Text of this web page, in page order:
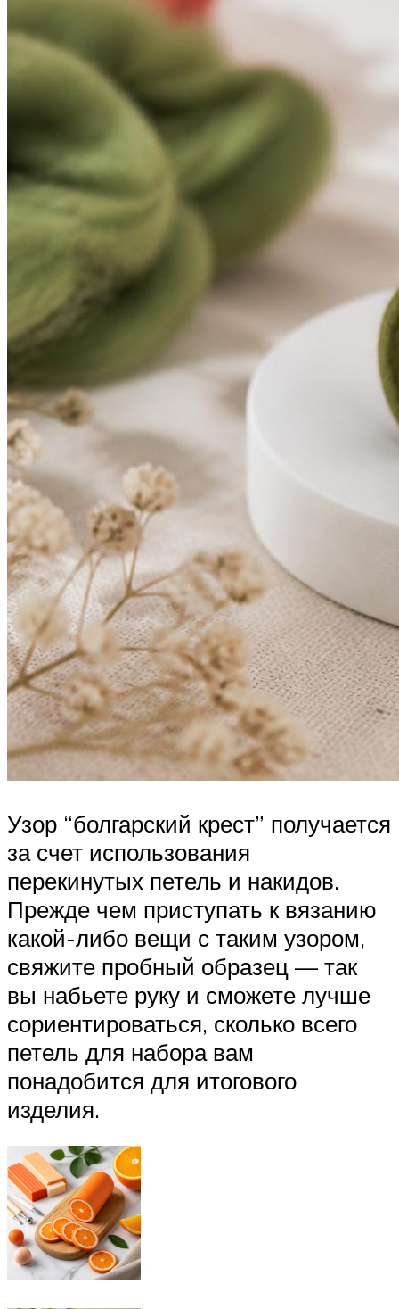
Узор “болгарский крест” получается
за счет использования
перекинутых петель и накидов.
Прежде чем приступать к вязанию
какой-либо вещи с таким узором,
свяжите пробный образец — так
вы набьете руку и сможете лучше
сориентироваться, сколько всего
петель для набора вам
понадобится для итогового
изделия.